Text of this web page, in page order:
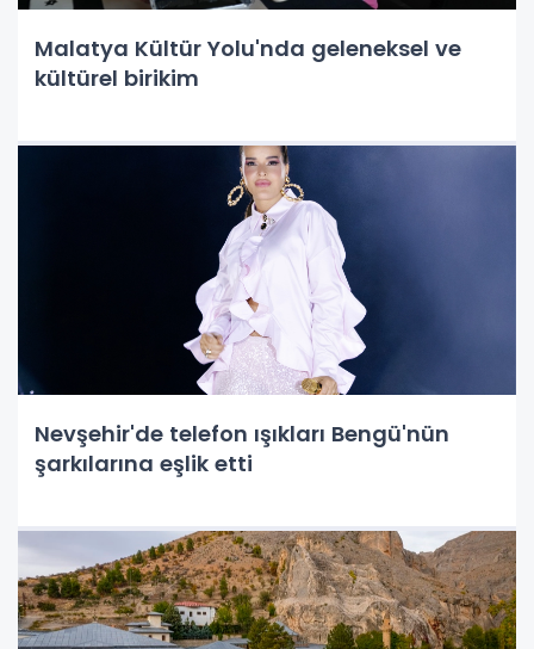
Malatya Kültür Yolu'nda geleneksel ve
kültürel birikim
Nevşehir'de telefon ışıkları Bengü'nün
şarkılarına eşlik etti